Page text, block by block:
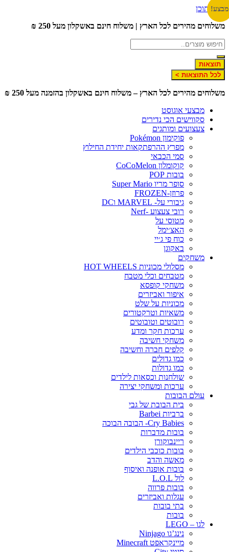
לתוכן
מהירים לכל הארץ | משלוח חינם באשקלון מעל 250 ₪
תוצאות
לכל התוצאות >
מהירים לכל הארץ – משלוח חינם באשקלון בהזמנה מעל 250 ₪
מבצעי אוגוסט
סקווישים הכי נדירים
צעצועים ומותגים
פוקימון Pokémon
מפרץ ההרפתקאות יחידת החילוץ
סמי הכבאי
קוקומלון CoCoMelon
בובות POP
סופר מריו Super Mario
פרוזן-FROZEN
גיבורי על- MARVEL וDC
רובי צעצוע -Nerf
מטוסי על
האצ׳ימל
כוח פי ג׳יי
באקוגן
משחקים
מסלולי מכוניות HOT WHEELS
מטבחים וכלי מטבח
משחקי קופסא
איפור ואביזרים
מכוניות על שלט
משאיות וטרקטורים
רובוטים וטובוטים
ערכות חקר ומדע
משחקי חשיבה
קלפים חברה וחשיבה
כמו גדולים
כמו גדולות
שולחנות וכסאות לילדים
ערכות ומשחקי יצירה
עולם הבובות
בית הבובת של גבי
ברביות Barbei
Cry Babies- הבובה הבוכה
בובות מדברות
ריינבוקורן
בובות כוכבי הילדים
מאשה והדב
בובות אופנה ואיסוף
לול L.O.L
בובות פרווה
עגלות ואביזרים
בתי בובות
בובות
לגו – LEGO
נינג’גו Ninjago
מיינקראפט Minecraft